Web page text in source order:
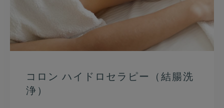
コロン ハイドロセラピー（結腸洗
浄）